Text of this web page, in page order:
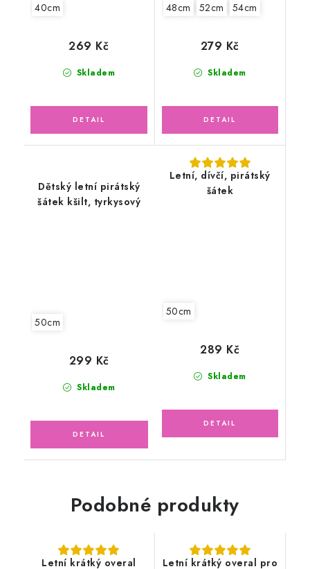
40cm
Skladem
269 Kč
48cm 52cm 54cm
Skladem
279 Kč
Dětský letní pirátský
šátek kšilt, tyrkysový
50cm
Skladem
299 Kč
Letní, dívčí, pirátský
šátek
50cm
Skladem
289 Kč
Podobné produkty
Letní krátký overal Letní krátký overal pro